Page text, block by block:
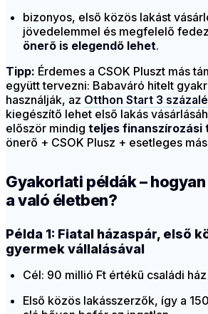
bizonyos, első közös lakást
jövedelemmel és megfelelő
önerő is elegendő lehet.
Tipp: Érdemes a CSOK Pluszt más
együtt tervezni: Babaváró hitelt
használják, az Otthon Start 3
kiegészítő lehet első lakás
először mindig teljes finanszírozási
önerő + CSOK Plusz + esetleges
Gyakorlati példák –
a való életben?
Példa 1: Fiatal házaspár, első
gyermek vállalásával
Cél: 90 millió Ft értékű családi
Első közös lakásszerzők, így a